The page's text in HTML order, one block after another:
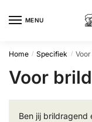
MENU
Home / Specifiek /
Voor
Ben jij brildragend